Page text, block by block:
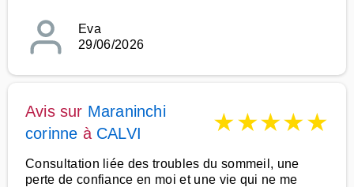
Eva
29/06/2026
Avis sur Maraninchi
corinne à CALVI ★★★★★
Consultation liée des troubles du sommeil, une
perte de confiance en moi et une vie qui ne me